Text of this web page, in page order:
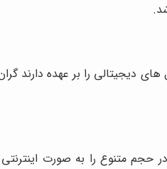
دیجیتالی را بر عهده دارند
متنوع را به صورت اینترنتی